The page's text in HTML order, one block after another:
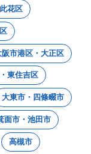
花区
阪市港区・大正区
東住吉区
大東市・四條畷市
面市・池田市
高槻市